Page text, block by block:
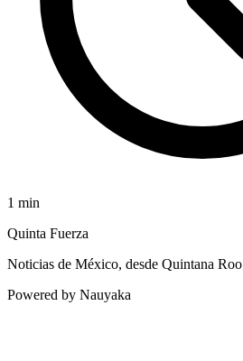
1 min
Quinta Fuerza
Noticias de México, desde Quintana Roo
Powered by Nauyaka